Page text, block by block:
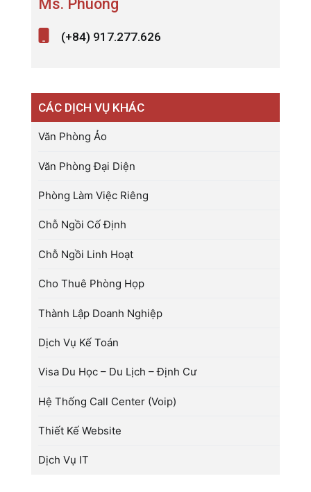
Ms. Phuong
(+84) 917.277.626
CÁC DỊCH VỤ KHÁC
Văn Phòng Ảo
Văn Phòng Đại Diện
Phòng Làm Việc Riêng
Chỗ Ngồi Cố Định
Chỗ Ngồi Linh Hoạt
Cho Thuê Phòng Họp
Thành Lập Doanh Nghiệp
Dịch Vụ Kế Toán
Visa Du Học – Du Lịch – Định Cư
Hệ Thống Call Center (Voip)
Thiết Kế Website
Dịch Vụ IT